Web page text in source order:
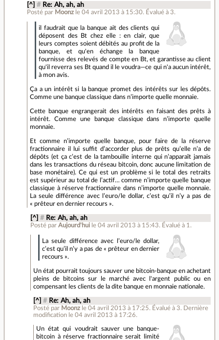
[^] # Re: Ah, ah, ah
Posté par Moonz le 04 avril 2013 à 15:30. Évalué à 3.
il faudrait que la banque ait des clients qui
déposent des Bt chez elle : en clair, que
leurs comptes soient débités au profit de la
banque, et qu'en échange la banque
fournisse des relevés de compte en Bt, et garantisse au client
qu'il reverra ses Bt quand il le voudra—ce qui n'a aucun intérêt,
à mon avis.
Ça a un intérêt si la banque promet des intérêts sur les dépôts.
Comme une banque classique dans n’importe quelle monnaie.
Cette banque engrangerait des intérêts en faisant des prêts à
intérêt. Comme une banque classique dans n’importe quelle
monnaie.
Et comme n’importe quelle banque, pour faire de la réserve
fractionnaire il lui suffit d’accorder plus de prêts qu’elle n’a de
dépôts (et ça c’est de la tambouille interne qui n’apparaît jamais
dans les transactions du réseau bitcoin, donc aucune limitation de
base monétaire). Ce qui est un problème si le total des retraits
est supérieur au total de l’actif… comme n’importe quelle banque
classique à réserve fractionnaire dans n’importe quelle monnaie.
La seule différence avec l’euro/le dollar, c’est qu’il n’y a pas de
« prêteur en dernier recours ».
[^] # Re: Ah, ah, ah
Posté par Aujourd'hui le 04 avril 2013 à 15:43. Évalué à 1 .
La seule différence avec l’euro/le dollar,
c’est qu’il n’y a pas de « prêteur en dernier
recours ».
Un état pourrait toujours sauver une bitcoin-banque en achetant
pleins de bitcoins sur le marché avec l'argent public ou en
compensant les clients de la dite banque en monnaie nationale.
[^] # Re: Ah, ah, ah
Posté par Moonz le 04 avril 2013 à 17:25. Évalué à 3. Dernière
modification le 04 avril 2013 à 17:26.
Un état qui voudrait sauver une banque-
bitcoin à réserve fractionnaire serait limité